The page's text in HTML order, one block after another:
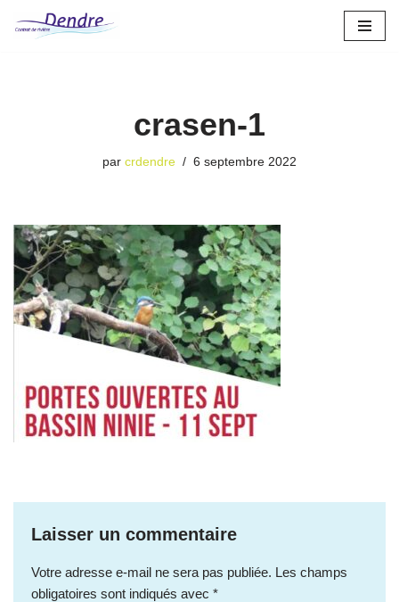
crasen-1
par crdendre 6 septembre 2022
Laisser un commentaire
Votre adresse e-mail ne sera pas publiée. Les champs
obligatoires sont indiqués avec *